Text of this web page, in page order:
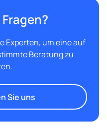
Experten, um eine auf
Beratung zu
Sie uns